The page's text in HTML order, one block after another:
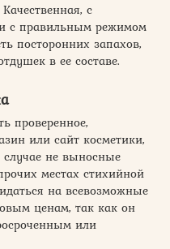
с
с правильным режимом
посторонних запахов,
в ее составе.
проверенное,
или сайт косметики,
не выносные
местах стихийной
на всевозможные
ценам, так как он
или